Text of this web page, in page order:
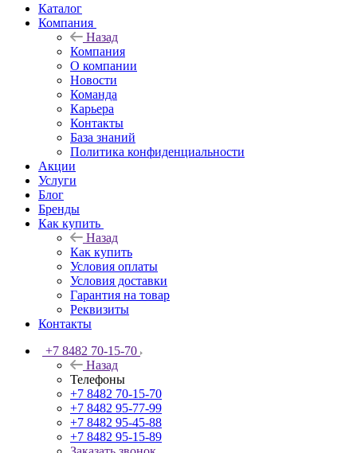
Каталог
Компания
Назад
Компания
О компании
Новости
Команда
Карьера
Контакты
База знаний
Политика конфиденциальности
Акции
Услуги
Блог
Бренды
Как купить
Назад
Как купить
Условия оплаты
Условия доставки
Гарантия на товар
Реквизиты
Контакты
+7 8482 70-15-70
Назад
Телефоны
+7 8482 70-15-70
+7 8482 95-77-99
+7 8482 95-45-88
+7 8482 95-15-89